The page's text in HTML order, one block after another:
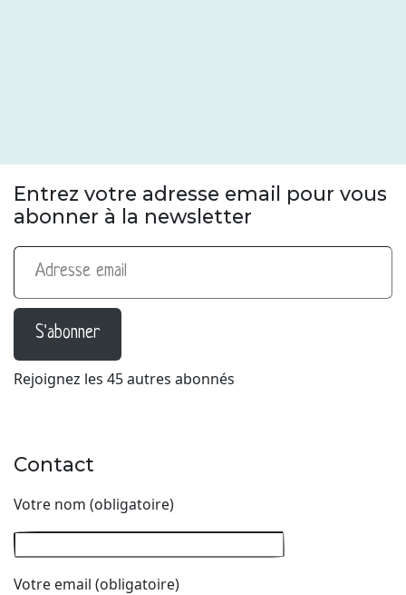
Entrez votre adresse email pour vous
abonner à la newsletter
Adresse email
S'abonner
Rejoignez les 45 autres abonnés
Contact
Votre nom (obligatoire)
Votre email (obligatoire)